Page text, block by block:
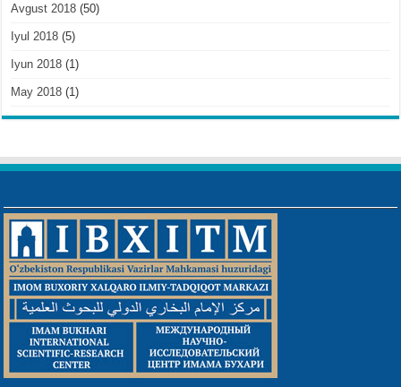
Avgust 2018 (50)
Iyul 2018 (5)
Iyun 2018 (1)
May 2018 (1)